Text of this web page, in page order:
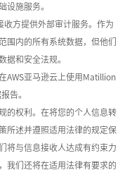
设施服务。
收方提供外部审计服务。作为
围内的所有系统数据，但他们
据和安全法规。
AWS亚马逊云上使用 Matillion
告。
的权利。在将您的个人信息转
所述并遵照适用法律的规定保
将与信息接收人达成有约束力
我们还将在适用法律有要求的